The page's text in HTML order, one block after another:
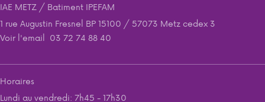
IAE METZ / Batiment IPEFAM
1 rue Augustin Fresnel BP 15100 / 57073 Metz cedex 3
Voir l'email 03 72 74 88 40
Horaires
Lundi au vendredi: 7h45 - 17h30